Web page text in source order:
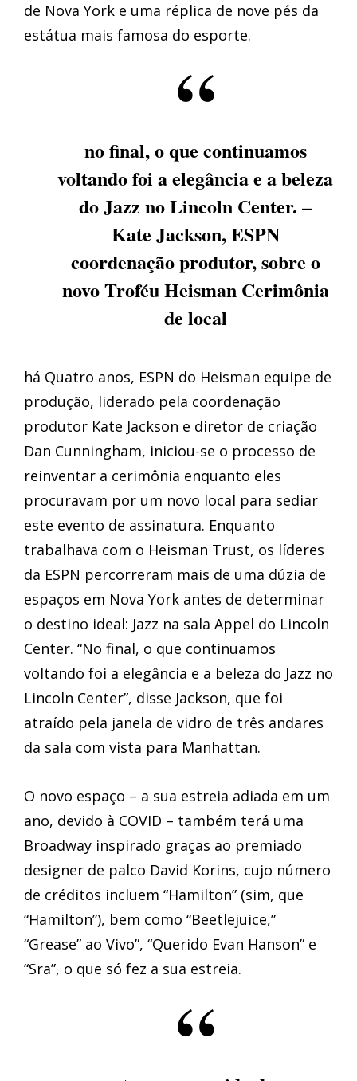
de Nova York e uma réplica de nove pés da
estátua mais famosa do esporte.
no final, o que continuamos
voltando foi a elegância e a beleza
do Jazz no Lincoln Center. –
Kate Jackson, ESPN
coordenação produtor, sobre o
novo Troféu Heisman Cerimônia
de local
há Quatro anos, ESPN do Heisman equipe de
produção, liderado pela coordenação
produtor Kate Jackson e diretor de criação
Dan Cunningham, iniciou-se o processo de
reinventar a cerimônia enquanto eles
procuravam por um novo local para sediar
este evento de assinatura. Enquanto
trabalhava com o Heisman Trust, os líderes
da ESPN percorreram mais de uma dúzia de
espaços em Nova York antes de determinar
o destino ideal: Jazz na sala Appel do Lincoln
Center. “No final, o que continuamos
voltando foi a elegância e a beleza do Jazz no
Lincoln Center”, disse Jackson, que foi
atraído pela janela de vidro de três andares
da sala com vista para Manhattan.
O novo espaço – a sua estreia adiada em um
ano, devido à COVID – também terá uma
Broadway inspirado graças ao premiado
designer de palco David Korins, cujo número
de créditos incluem “Hamilton” (sim, que
“Hamilton”), bem como “Beetlejuice,”
“Grease” ao Vivo”, “Querido Evan Hanson” e
“Sra”, o que só fez a sua estreia.